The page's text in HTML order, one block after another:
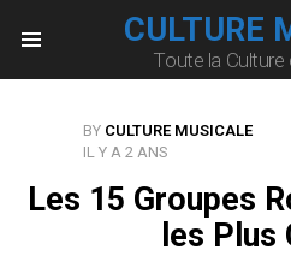
CULTURE
Toute la
BY CULTURE MUSICALE
IL Y A 2 ANS
Les 15 Groupes
les Plus